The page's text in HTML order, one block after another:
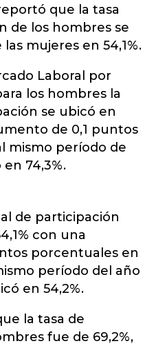
que la tasa
de los hombres se
mujeres en 54,1%.
Laboral por
los hombres la
se ubicó en
de 0,1 puntos
mismo período de
74,3%.
de participación
con una
porcentuales en
período del año
en 54,2%.
la tasa de
fue de 69,2%,